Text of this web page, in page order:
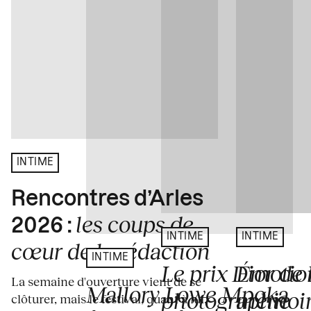
INTIME
Rencontres d’Arles
2026 : les coups de
cœur de la rédaction
La semaine d'ouverture vient de se
clôturer, mais le festival, quant à lui,
INTIME
Mallory Lowe Mpoka
INTIME
Le prix Dior de
photographie
INTIME